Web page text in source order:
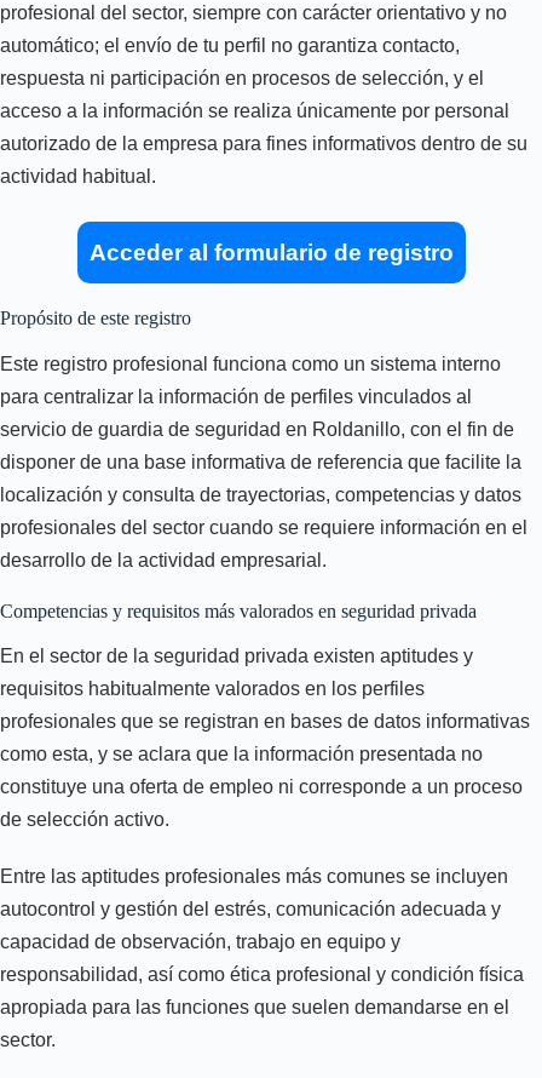
profesional del sector, siempre con carácter orientativo y no
automático; el envío de tu perfil no garantiza contacto,
respuesta ni participación en procesos de selección, y el
acceso a la información se realiza únicamente por personal
autorizado de la empresa para fines informativos dentro de su
actividad habitual.
Acceder al formulario de registro
Propósito de este registro
Este registro profesional funciona como un sistema interno
para centralizar la información de perfiles vinculados al
servicio de guardia de seguridad en Roldanillo, con el fin de
disponer de una base informativa de referencia que facilite la
localización y consulta de trayectorias, competencias y datos
profesionales del sector cuando se requiere información en el
desarrollo de la actividad empresarial.
Competencias y requisitos más valorados en seguridad privada
En el sector de la seguridad privada existen aptitudes y
requisitos habitualmente valorados en los perfiles
profesionales que se registran en bases de datos informativas
como esta, y se aclara que la información presentada no
constituye una oferta de empleo ni corresponde a un proceso
de selección activo.
Entre las aptitudes profesionales más comunes se incluyen
autocontrol y gestión del estrés, comunicación adecuada y
capacidad de observación, trabajo en equipo y
responsabilidad, así como ética profesional y condición física
apropiada para las funciones que suelen demandarse en el
sector.